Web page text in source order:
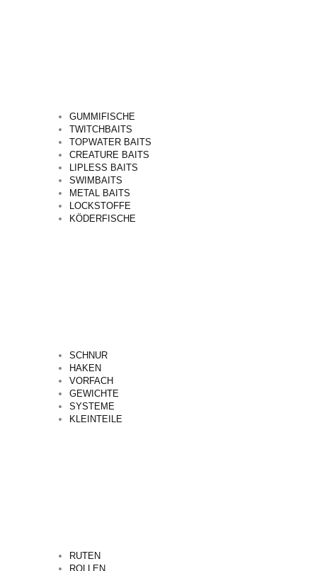
GUMMIFISCHE
TWITCHBAITS
TOPWATER BAITS
CREATURE BAITS
LIPLESS BAITS
SWIMBAITS
METAL BAITS
LOCKSTOFFE
KÖDERFISCHE
SCHNUR
HAKEN
VORFACH
GEWICHTE
SYSTEME
KLEINTEILE
RUTEN
ROLLEN